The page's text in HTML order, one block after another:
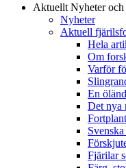
Aktuellt Nyheter
Nyheter
Aktuell
Hela
Om
Varför
En
Det nya
Fjärilar